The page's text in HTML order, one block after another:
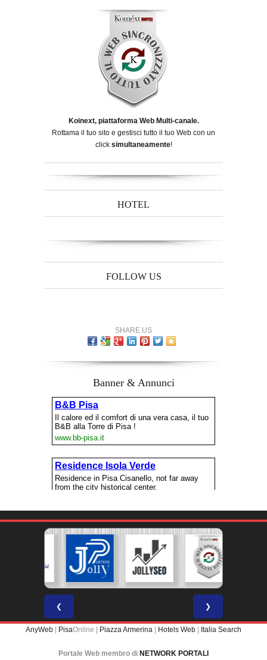
Koinext, piattaforma Web Multi-canale.
Rottama il tuo sito e gestisci tutto il tuo Web con un
click simultaneamente!
HOTEL
FOLLOW US
SHARE US
Banner & Annunci
❮ ❯
AnyWeb PisaOnline | Piazza Armerina Hotels Web Italia Search
Portale Web membro di NETWORK PORTALI